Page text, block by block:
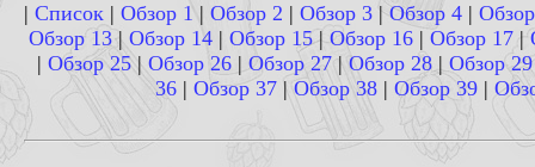
| Список | Обзор 1 | Обзор 2 | Обзор 3 | Обзор 4 |
Обзор 13| Обзор 14 | Обзор 15|Обзор 16 | Обзор 17 |
| Обзор 25| Обзор 26 | Обзор 27 | Обзор 28 | Обзор 29
36| Обзор 37| Обзор 38| Обзор 39|